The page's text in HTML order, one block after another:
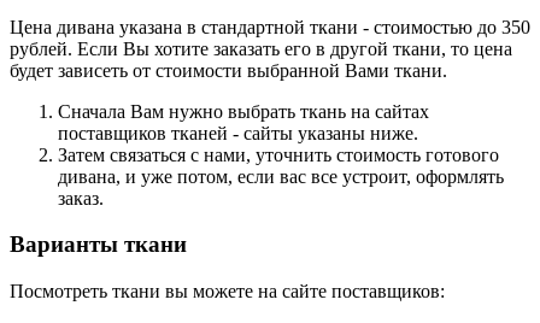
Цена дивана указана в стандартной ткани - стоимостью до 350
рублей. Если Вы хотите заказать его в другой ткани, то цена
будет зависеть от стоимости выбранной Вами ткани.
Сначала Вам нужно выбрать ткань на сайтах
поставщиков тканей - сайты указаны ниже.
Затем связаться с нами, уточнить стоимость готового
дивана, и уже потом, если вас все устроит, оформлять
заказ.
Варианты ткани
Посмотреть ткани вы можете на сайте поставщиков: